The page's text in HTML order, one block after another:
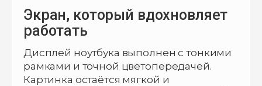
Экран, который вдохновляет
работать
Дисплей ноутбука выполнен с тонкими
рамками и точной цветопередачей.
Картинка остаётся мягкой и